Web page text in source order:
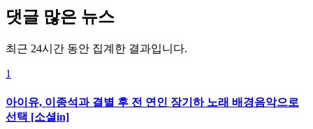
댓글 많은 뉴스
최근 24시간 동안 집계한 결과입니다.
1
아이유, 이종석과 결별 후 전 연인 장기하 노래 배경음악으로
선택 [소셜in]